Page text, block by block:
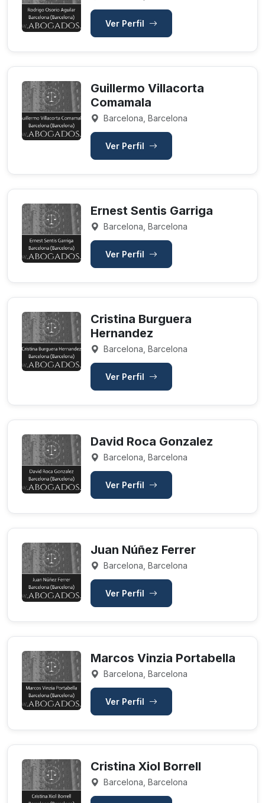
Ver Perfil
Guillermo Villacorta
Comamala
Barcelona, Barcelona
Ver Perfil
Ernest Sentis Garriga
Barcelona, Barcelona
Ver Perfil
Cristina Burguera
Hernandez
Barcelona, Barcelona
Ver Perfil
David Roca Gonzalez
Barcelona, Barcelona
Ver Perfil
Juan Núñez Ferrer
Barcelona, Barcelona
Ver Perfil
Marcos Vinzia Portabella
Barcelona, Barcelona
Ver Perfil
Cristina Xiol Borrell
Barcelona, Barcelona